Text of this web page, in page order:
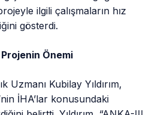
bağımsızlık ve yerli
kritik bir rol oynuyor.
güvenlik dengelerini